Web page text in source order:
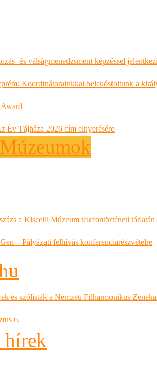
és válságmenedzsment képzéssel
Koordinátorainkkal belekóstoltunk a
Év Tájháza 2026 cím elnyerésére
a Kiscelli Múzeum telefontörténeti tárlatán
– Pályázati felhívás konferenciarészvételre
és szólisták a Nemzeti Filharmonikus
6.
hírek